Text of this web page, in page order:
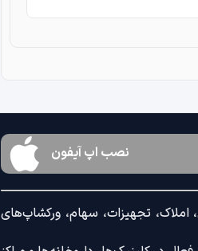
نصب اپ آیفون
املاک، تجهیزات، سهام، ورکشاپ‌های